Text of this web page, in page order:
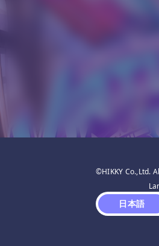
©HIKKY Co.,Ltd.
日本語